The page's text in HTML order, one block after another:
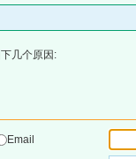
几个原因:
Email